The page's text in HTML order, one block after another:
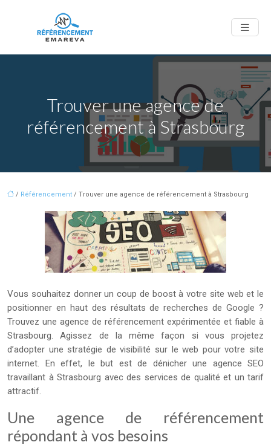
Trouver une agence de
référencement à Strasbourg
/ Référencement / Trouver une agence de référencement à Strasbourg
Vous souhaitez donner un coup de boost à votre site web et le
positionner en haut des résultats de recherches de Google ?
Trouvez une agence de référencement expérimentée et fiable à
Strasbourg. Agissez de la même façon si vous projetez
d’adopter une stratégie de visibilité sur le web pour votre site
internet. En effet, le but est de dénicher une agence SEO
travaillant à Strasbourg avec des services de qualité et un tarif
attractif.
Une agence de référencement
répondant à vos besoins